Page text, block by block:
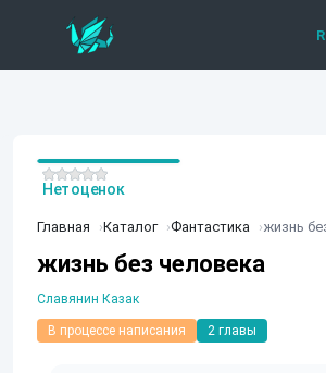
Главная Каталог Фантастика жизнь
жизнь без человека
Славянин Казак
В процессе написания 2 главы
Нет оценок